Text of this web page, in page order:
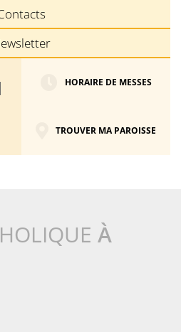
HORAIRE DE MESSES
TROUVER MA PAROISSE
À